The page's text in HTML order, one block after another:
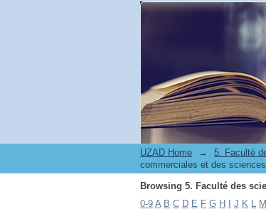
Browsing 5. Faculté des
UZAD Home → 5. Faculté
commerciales et des
Browsing 5. Faculté des
0-9 A B C D E F G H J K L M